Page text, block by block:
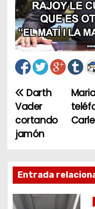
N
a
v
g
a
Darth
Vader
cortando
jamón
Entrada